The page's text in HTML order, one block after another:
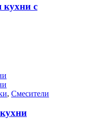
кухни с
, Смесители